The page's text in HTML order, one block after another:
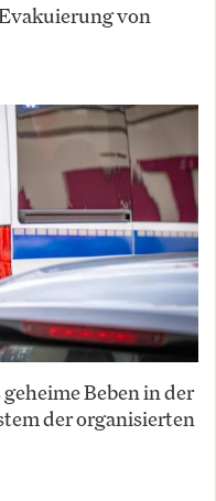
von
Beben in der
der organisierten